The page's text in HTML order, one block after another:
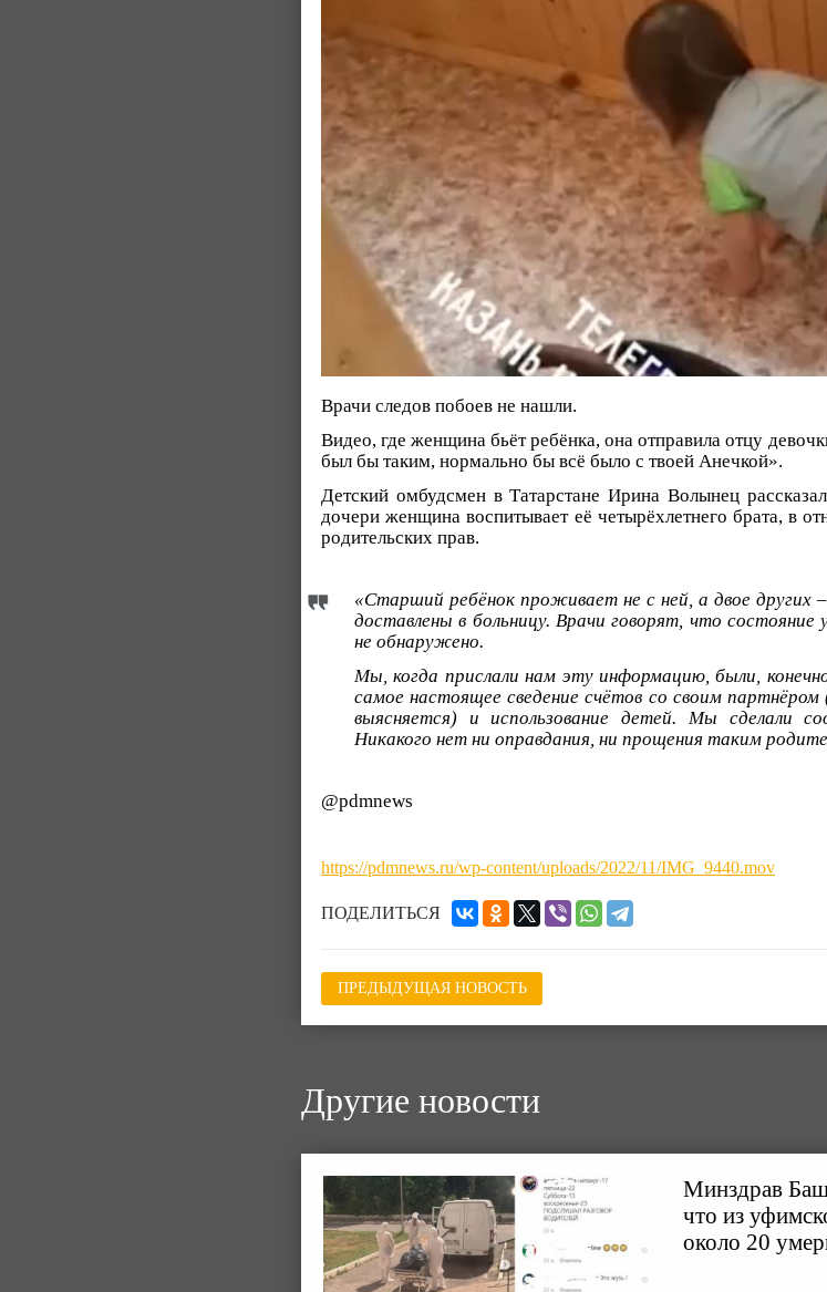
Врачи следов побоев не нашли.
Видео, где женщина бьёт ребёнка, она отправила отцу
был бы таким, нормально бы всё было с твоей Анечкой».
Детский омбудсмен в Татарстане Ирина Волынец
дочери женщина воспитывает её четырёхлетнего брата, в
родительских прав.
«Старший ребёнок проживает не с ней, а двое других
доставлены в больницу. Врачи говорят, что состояние
не обнаружено.
Мы, когда прислали нам эту информацию, были,
самое настоящее сведение счётов со своим
выясняется) и использование детей. Мы сделали
Никакого нет ни оправдания, ни прощения таким
@pdmnews
https://pdmnews.ru/wp-content/uploads/2022/11/IMG_9440.mov
ПОДЕЛИТЬСЯ
ПРЕДЫДУЩАЯ НОВОСТЬ
Другие новости
Минздрав
что из
около 20